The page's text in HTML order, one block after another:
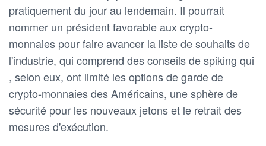
pratiquement du jour au lendemain. Il pourrait
nommer un président favorable aux crypto-
monnaies pour faire avancer la liste de souhaits de
l'industrie, qui comprend des conseils de spiking qui
, selon eux, ont limité les options de garde de
crypto-monnaies des Américains, une sphère de
sécurité pour les nouveaux jetons et le retrait des
mesures d'exécution.